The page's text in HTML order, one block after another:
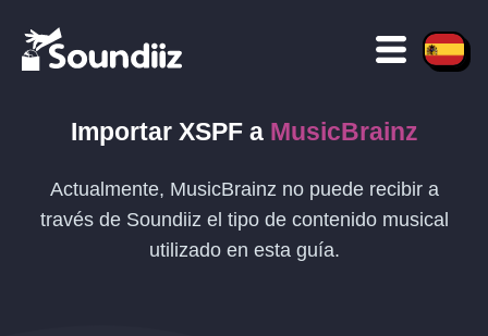
Importar XSPFa MusicBrainz
Actualmente, MusicBrainz no puede recibir a
través de Soundiiz el tipo de contenido musical
utilizado en esta guía.